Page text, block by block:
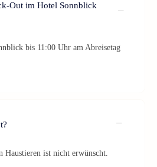
Out im Hotel Sonnblick
bis 11:00 Uhr am Abreisetag
Haustieren ist nicht erwünscht.